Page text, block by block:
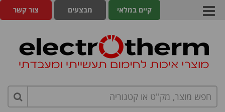
צור קשר מבצעים קיים במלאי